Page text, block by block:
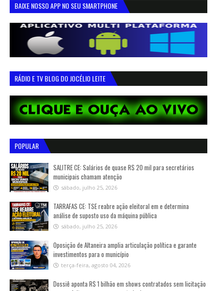
BAIXE NOSSO APP NO SEU SMARTPHONE
RÁDIO E TV BLOG DO JOCÉLIO LEITE
POPULAR
SALITRE CE: Salários de quase R$ 20 mil para secretários
municipais chamam atenção
sábado, julho 25, 2026
TARRAFAS CE: TSE reabre ação eleitoral em e determina
análise de suposto uso da máquina pública
sábado, julho 25, 2026
Oposição de Altaneira amplia articulação política e garante
investimentos para o município
terça-feira, agosto 04, 2026
Dossiê aponta R$ 1 bilhão em shows contratados sem licitação